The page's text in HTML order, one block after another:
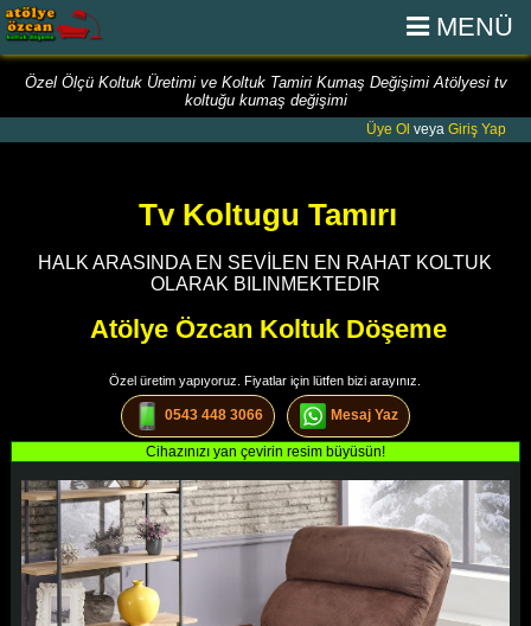
MENÜ
Özel Ölçü Koltuk Üretimi ve Koltuk Tamiri Kumaş Değişimi Atölyesi tv
koltuğu kumaş değişimi
Üye Ol veya Giriş Yap
Tv Koltugu Tamırı
HALK ARASINDA EN SEVİLEN EN RAHAT KOLTUK
OLARAK BILINMEKTEDIR
Atölye Özcan Koltuk Döşeme
Özel üretim yapıyoruz. Fiyatlar için lütfen bizi arayınız.
0543 448 3066 Mesaj Yaz
Cihazınızı yan çevirin resim büyüsün!